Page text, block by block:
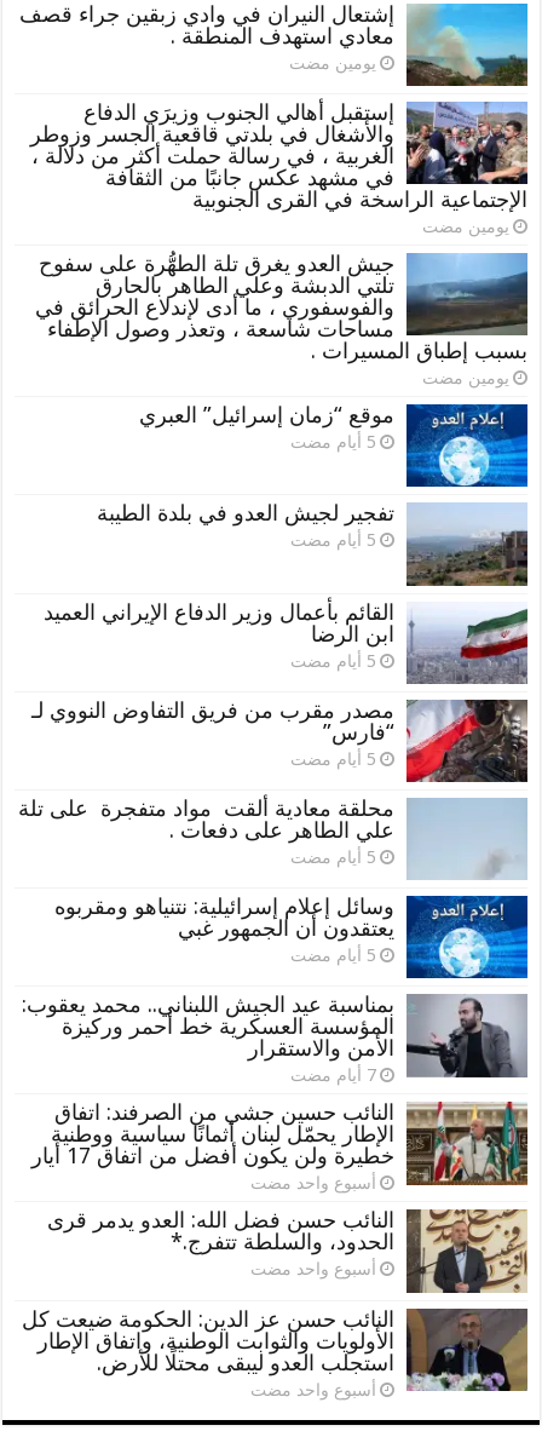
إشتعال النيران في وادي زبقين جراء قصف
معادي استهدف المنطقة .
‏يومين مضت
إستقبل أهالي الجنوب وزيرَي الدفاع
والأشغال في بلدتي قاقعية الجسر وزوطر
الغربية ، في رسالة حملت أكثر من دلالة ،
في مشهد عكس جانبًا من الثقافة
الإجتماعية الراسخة في القرى الجنوبية
‏يومين مضت
جيش العدو يغرق تلة الطهُّرة على سفوح
تلتي الدبشة وعلي الطاهر بالحارق
والفوسفوري ، ما أدى لإندلاع الحرائق في
مساحات شاسعة ، وتعذر وصول الإطفاء
بسبب إطباق المسيرات .
‏يومين مضت
موقع “زمان إسرائيل” العبري
تفجير لجيش العدو في بلدة الطيبة
القائم بأعمال وزير الدفاع الإيراني العميد
ابن الرضا
مصدر مقرب من فريق التفاوض النووي لـ
“فارس”
محلقة معادية ألقت مواد متفجرة على تلة
علي الطاهر على دفعات .
وسائل إعلام إسرائيلية: نتنياهو ومقربوه
يعتقدون أن الجمهور غبي
بمناسبة عيد الجيش اللبناني.. محمد يعقوب:
المؤسسة العسكرية خط أحمر وركيزة
الأمن والاستقرار
‏7 أيام مضت
النائب حسين جشي من الصرفند: اتفاق
الإطار يحمّل لبنان أثمانًا سياسية ووطنية
خطيرة ولن يكون أفضل من اتفاق 17 أيار
‏أسبوع واحد مضت
النائب حسن فضل الله: العدو يدمر قرى
الحدود، والسلطة تتفرج.*
‏أسبوع واحد مضت
النائب حسن عز الدين: الحكومة ضيعت كل
الأولويات والثوابت الوطنية، واتفاق الإطار
استجلب العدو ليبقى محتلًا للأرض.
‏أسبوع واحد مضت